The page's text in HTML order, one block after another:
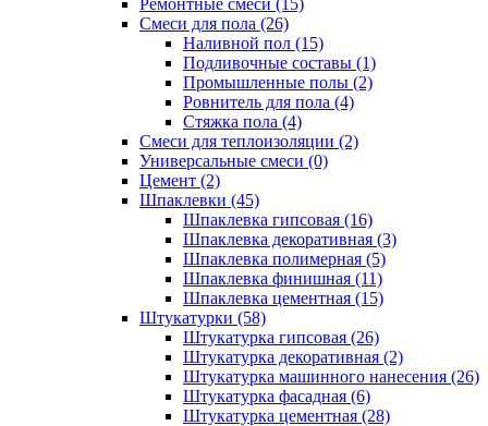
Ремонтные смеси (15)
Смеси для пола (26)
Наливной пол (15)
Подливочные составы (1)
Промышленные полы (2)
Ровнитель для пола (4)
Стяжка пола (4)
Смеси для теплоизоляции (2)
Универсальные смеси (0)
Цемент (2)
Шпаклевки (45)
Шпаклевка гипсовая (16)
Шпаклевка декоративная (3)
Шпаклевка полимерная (5)
Шпаклевка финишная (11)
Шпаклевка цементная (15)
Штукатурки (58)
Штукатурка гипсовая (26)
Штукатурка декоративная (2)
Штукатурка машинного нанесения (26)
Штукатурка фасадная (6)
Штукатурка цементная (28)